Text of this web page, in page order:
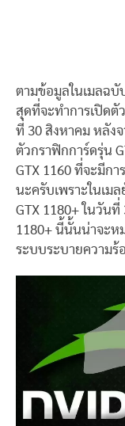
ตามข้อมูลในเมลฉบั
สุดที่จะทำการเปิดตั
ที่ 30 สิงหาคม หลัง
ตัวกราฟิกการ์ดรุ่น
GTX 1160 ที่จะมีก
นะครับเพราะในเม
GTX 1180+ ในวันที่
1180+ นี้นั้นน่าจะห
ระบบระบายความร้